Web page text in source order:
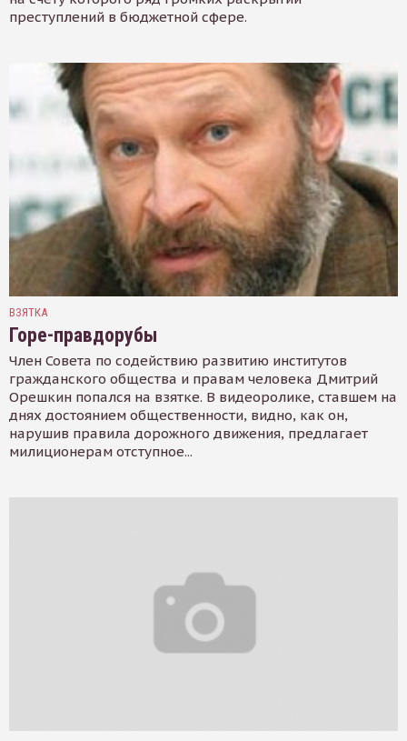
преступлений в бюджетной сфере.
ВЗЯТКА
Горе-правдорубы
Член Совета по содействию развитию институтов
гражданского общества и правам человека Дмитрий
Орешкин попался на взятке. В видеоролике, ставшем на
днях достоянием общественности, видно, как он,
нарушив правила дорожного движения, предлагает
милиционерам отступное...